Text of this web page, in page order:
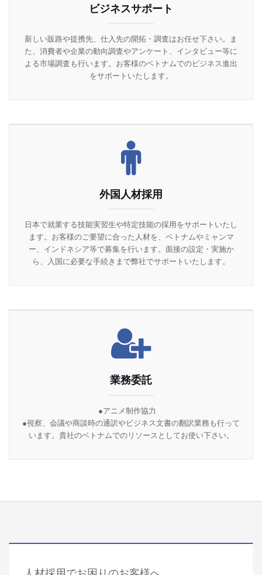
ビジネスサポート
新しい販路や提携先、仕入先の開拓・調査はお任せ下さい。ま
た、消費者や企業の動向調査やアンケート、インタビュー等に
よる市場調査も行います。お客様のベトナムでのビジネス進出
をサポートいたします。
外国人材採用
日本で就業する技能実習生や特定技能の採用をサポートいたし
ます。お客様のご要望に合った人材を、ベトナムやミャンマ
ー、インドネシア等で募集を行います。面接の設定・実施か
ら、入国に必要な手続きまで弊社でサポートいたします。
業務委託
●アニメ制作協力
●視察、会議や商談時の通訳やビジネス文書の翻訳業務も行って
います。貴社のベトナムでのリソースとしてお使い下さい。